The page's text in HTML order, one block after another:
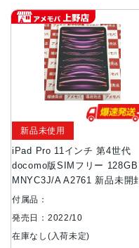
iPad Pro 11インチ 第4世代
docomo版SIMフリー 128GB
MNYC3J/A A2761 新品未開封
スペースグレイ
新品未使用
付属品：
発売日：2022/10
在庫なし(入荷未定)